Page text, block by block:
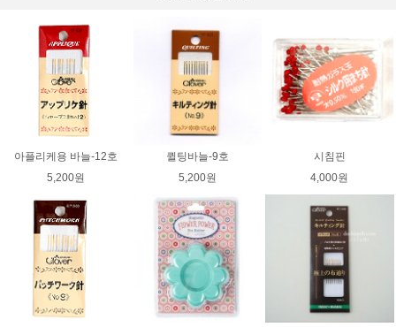
아플리케용 바늘-12호
5,200원
퀼팅바늘-9호
5,200원
시침핀
4,000원